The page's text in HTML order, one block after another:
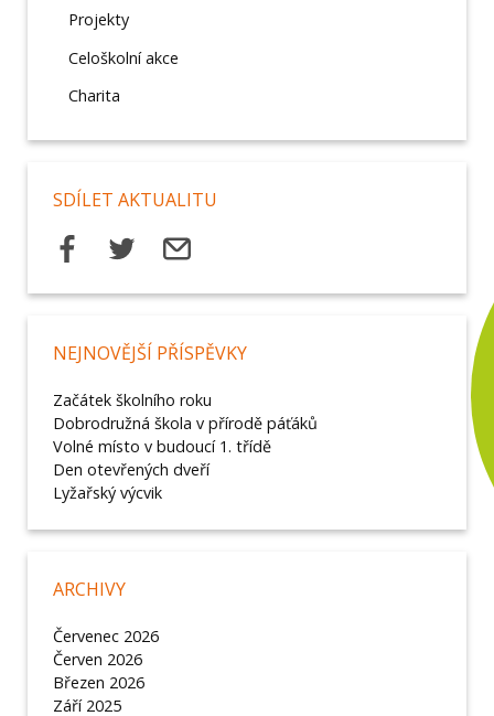
Projekty
Celoškolní akce
Charita
SDÍLET AKTUALITU
NEJNOVĚJŠÍ PŘÍSPĚVKY
Začátek školního roku
Dobrodružná škola v přírodě páťáků
Volné místo v budoucí 1. třídě
Den otevřených dveří
Lyžařský výcvik
ARCHIVY
Červenec 2026
Červen 2026
Březen 2026
Září 2025